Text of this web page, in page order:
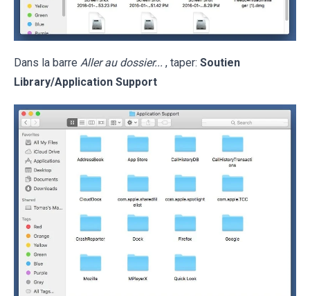
Dans la barre Aller au dossier... , taper: Soutien
Library/Application Support